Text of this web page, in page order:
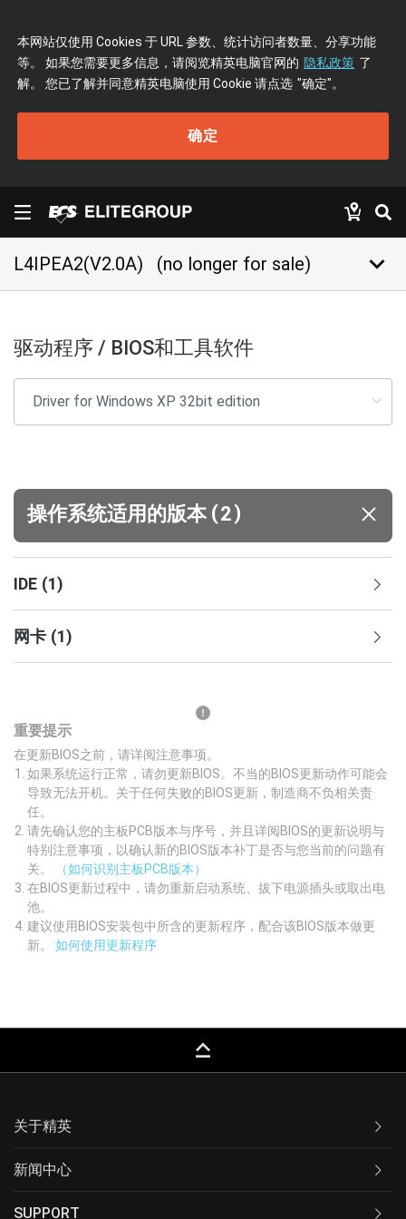
本网站仅使用 Cookies 于 URL 参数、统计访问者数量、分享功能
等。 如果您需要更多信息，请阅览精英电脑官网的 隐私政策 了
解。 您已了解并同意精英电脑使用 Cookie 请点选 "确定"。
确定
L4IPEA2(V2.0A) (no longer for sale) keyboard_arrow_down
驱动程序 / BIOS和工具软件
操作系统适用的版本 (2)
IDE (1)
网卡 (1)
重要提示
在更新BIOS之前，请详阅注意事项。
如果系统运行正常，请勿更新BIOS。不当的BIOS更新动作可能会
导致无法开机。关于任何失败的BIOS更新，制造商不负相关责
任。
请先确认您的主板PCB版本与序号，并且详阅BIOS的更新说明与
特别注意事项，以确认新的BIOS版本补丁是否与您当前的问题有
关。
（如何识别主板PCB版本）
在BIOS更新过程中，请勿重新启动系统、拔下电源插头或取出电
池。
建议使用BIOS安装包中所含的更新程序，配合该BIOS版本做更
新。 如何使用更新程序
keyboard_capslock
关于精英
新闻中心
SUPPORT